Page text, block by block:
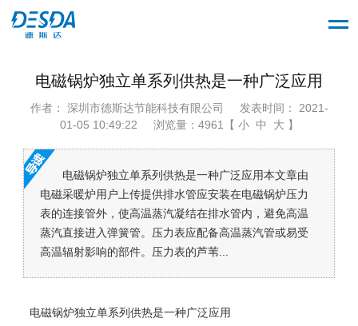
电磁锅炉独立单系列供热是一种广泛应用
作者： 深圳市德斯达节能科技有限公司
发表时间： 2021-
01-05 10:49:22
浏览量：4961【 小 中 大 】
电磁锅炉独立单系列供热是一种广泛应用本文章由
电磁采暖炉用户上传提供排水管应安装在电磁锅炉压力
表的连接管外，使高温蒸汽凝结在排水管内，避免高温
蒸汽直接进入弹簧管。压力表应配备高温蒸汽管或易受
高温辐射影响的部件。压力表的芦苇...
电磁锅炉独立单系列供热是一种广泛应用